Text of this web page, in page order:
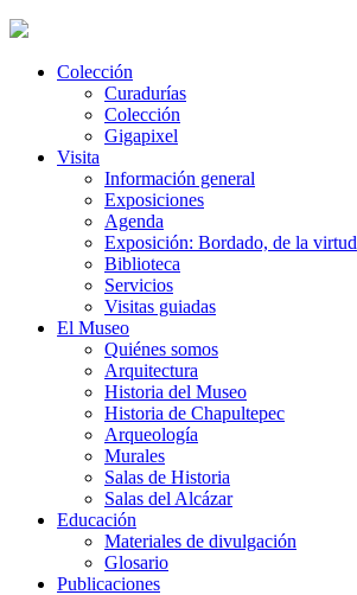
Colección
Curadurías
Colección
Gigapixel
Visita
Información general
Exposiciones
Agenda
Exposición: Bordado, de la virtud
Biblioteca
Servicios
Visitas guiadas
El Museo
Quiénes somos
Arquitectura
Historia del Museo
Historia de Chapultepec
Arqueología
Murales
Salas de Historia
Salas del Alcázar
Educación
Materiales de divulgación
Glosario
Publicaciones